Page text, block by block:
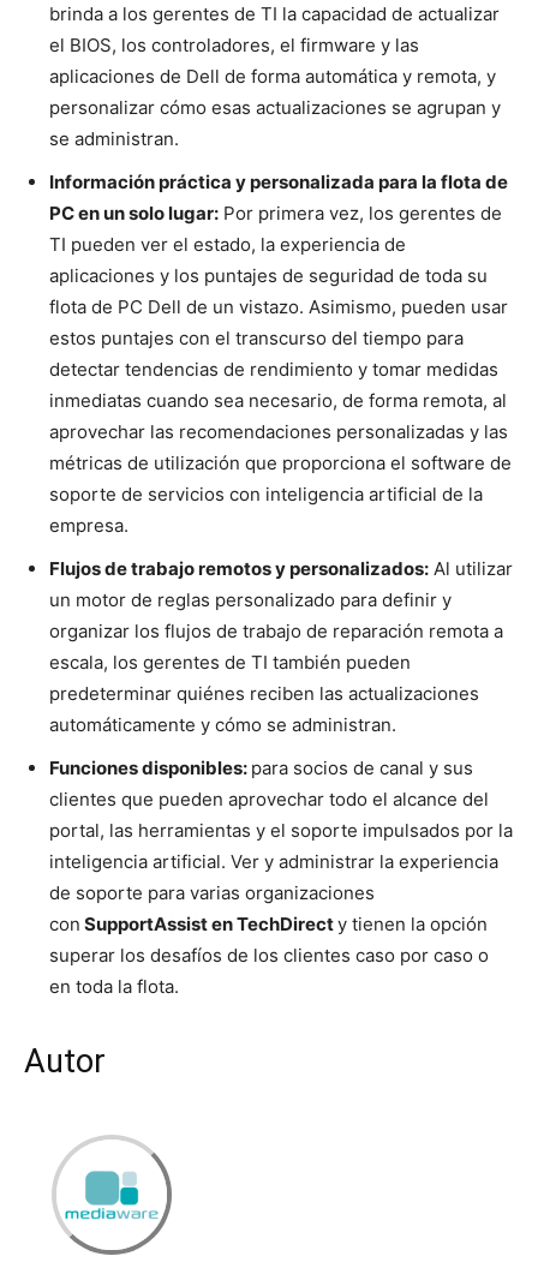
brinda a los gerentes de TI la capacidad de actualizar
el BIOS, los controladores, el firmware y las
aplicaciones de Dell de forma automática y remota, y
personalizar cómo esas actualizaciones se agrupan y
se administran.
Información práctica y personalizada para la flota de
PC en un solo lugar: Por primera vez, los gerentes de
TI pueden ver el estado, la experiencia de
aplicaciones y los puntajes de seguridad de toda su
flota de PC Dell de un vistazo. Asimismo, pueden usar
estos puntajes con el transcurso del tiempo para
detectar tendencias de rendimiento y tomar medidas
inmediatas cuando sea necesario, de forma remota, al
aprovechar las recomendaciones personalizadas y las
métricas de utilización que proporciona el software de
soporte de servicios con inteligencia artificial de la
empresa.
Flujos de trabajo remotos y personalizados: Al utilizar
un motor de reglas personalizado para definir y
organizar los flujos de trabajo de reparación remota a
escala, los gerentes de TI también pueden
predeterminar quiénes reciben las actualizaciones
automáticamente y cómo se administran.
Funciones disponibles: para socios de canal y sus
clientes que pueden aprovechar todo el alcance del
portal, las herramientas y el soporte impulsados por la
inteligencia artificial. Ver y administrar la experiencia
de soporte para varias organizaciones
con SupportAssist en TechDirecty tienen la opción
superar los desafíos de los clientes caso por caso o
en toda la flota.
Autor